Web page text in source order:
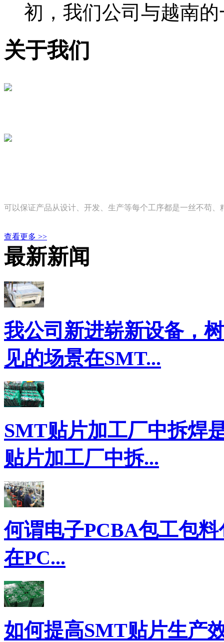
初，我们公司与越南的
关于我们
可以保证产品从设计、开发、生产等每个工序都是一丝不苟、
查看更多 >>
最新新闻
我公司新进崭新设备，
见的场景在SMT...
SMT贴片加工厂中拆焊
贴片加工厂中拆...
何谓电子PCBA包工包料
在PC...
如何提高SMT贴片生产